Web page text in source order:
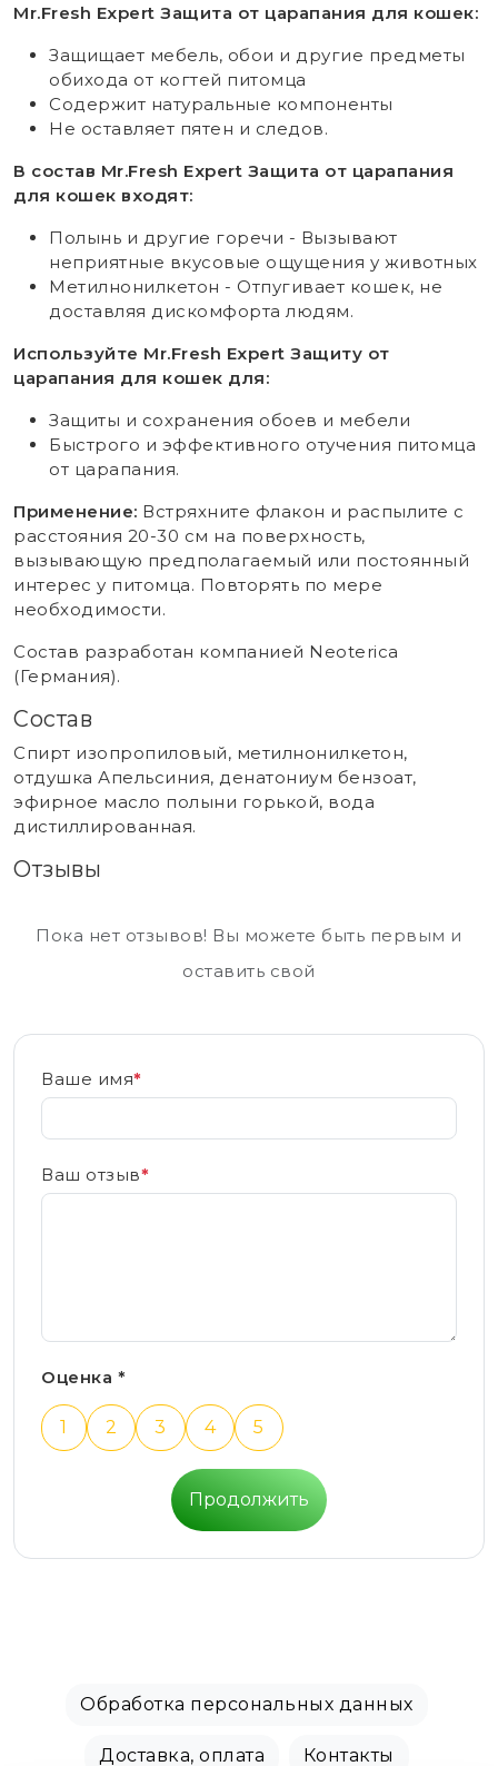
Mr.Fresh Expert Защита от царапания для кошек:
Защищает мебель, обои и другие предметы
обихода от когтей питомца
Содержит натуральные компоненты
Не оставляет пятен и следов.
В состав Mr.Fresh Expert Защита от царапания
для кошек входят:
Полынь и другие горечи - Вызывают
неприятные вкусовые ощущения у животных
Метилнонилкетон - Отпугивает кошек, не
доставляя дискомфорта людям.
Используйте Mr.Fresh Expert Защиту от
царапания для кошек для:
Защиты и сохранения обоев и мебели
Быстрого и эффективного отучения питомца
от царапания.
Применение: Встряхните флакон и распылите с
расстояния 20-30 см на поверхность,
вызывающую предполагаемый или постоянный
интерес у питомца. Повторять по мере
необходимости.
Состав разработан компанией Neoterica
(Германия).
Состав
Спирт изопропиловый, метилнонилкетон,
отдушка Апельсиния, денатониум бензоат,
эфирное масло полыни горькой, вода
дистиллированная.
Отзывы
Пока нет отзывов! Вы можете быть первым и
оставить свой
Ваше имя*
Ваш отзыв*
Оценка *
1 2 3 4 5
Продолжить
Обработка персональных данных
Доставка, оплата Контакты